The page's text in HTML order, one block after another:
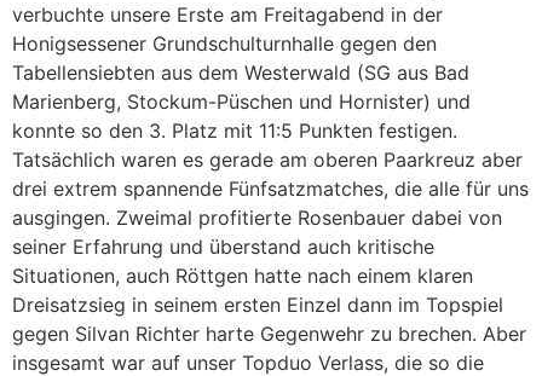
verbuchte unsere Erste am Freitagabend in der
Honigsessener Grundschulturnhalle gegen den
Tabellensiebten aus dem Westerwald (SG aus Bad
Marienberg, Stockum-Püschen und Hornister) und
konnte so den 3. Platz mit 11:5 Punkten festigen.
Tatsächlich waren es gerade am oberen Paarkreuz aber
drei extrem spannende Fünfsatzmatches, die alle für uns
ausgingen. Zweimal profitierte Rosenbauer dabei von
seiner Erfahrung und überstand auch kritische
Situationen, auch Röttgen hatte nach einem klaren
Dreisatzsieg in seinem ersten Einzel dann im Topspiel
gegen Silvan Richter harte Gegenwehr zu brechen. Aber
insgesamt war auf unser Topduo Verlass, die so die